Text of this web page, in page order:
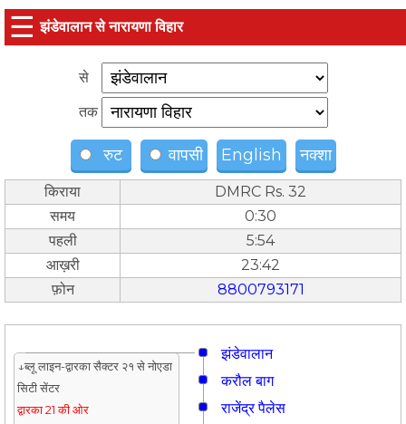
☰ झंडेवालान से नारायणा विहार
से
तक
रुट वापसी English नक्शा
किराया
DMRC Rs. 32
समय
0:30
पहली
5:54
आख़री
23:42
फ़ोन
8800793171
झंडेवालान
↓ब्लू लाइन-द्वारका सैक्टर २१ से नोएडा
सिटी सेंटर
द्वारका 21 की ओर
करौल बाग
राजेंद्र पैलेस